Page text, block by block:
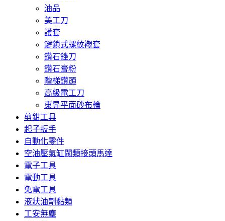
油品
美工刀
護套
鍵鎖式螺紋襯套
鑽石銼刀
鑽石膏粉
階梯鑽頭
高級電工刀
東昇平面砂布輪
剪鉗工具
起子扳手
自動化零件
空油壓氣缸閥類接頭馬達
電子工具
電動工具
免電工具
液狀油劑黏類
工安無塵